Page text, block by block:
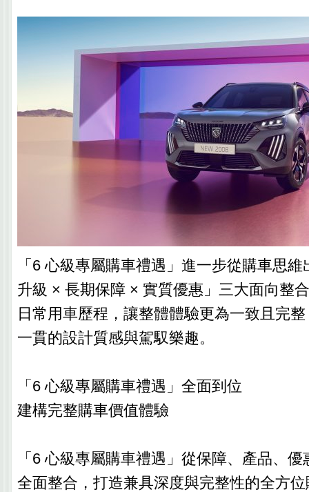
「6 心級專屬購車禮遇」進一步從購車思
升級 × 長期保障 × 實質優惠」三大面向整
日常用車歷程，讓整體體驗更為一致且完
一貫的設計質感與駕馭樂趣。
「6 心級專屬購車禮遇」全面到位
建構完整購車價值體驗
「6 心級專屬購車禮遇」從保障、產品、
全面整合，打造兼具深度與完整性的全方